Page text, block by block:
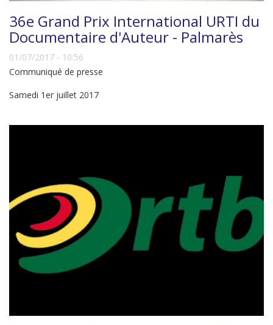
36e Grand Prix International URTI du
Documentaire d'Auteur - Palmarès
01/07/2017 - 10:56
Communiqué de presse
Samedi 1er juillet 2017